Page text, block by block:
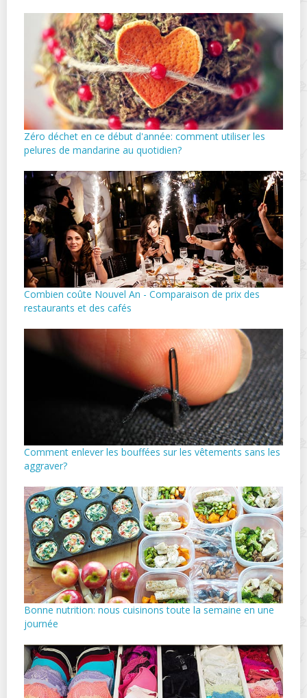
Zéro déchet en ce début d'année: comment utiliser les
pelures de mandarine au quotidien?
Combien coûte Nouvel An - Comparaison de prix des
restaurants et des cafés
Comment enlever les bouffées sur les vêtements sans les
aggraver?
Bonne nutrition: nous cuisinons toute la semaine en une
journée